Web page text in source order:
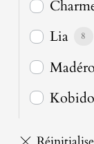
Lia 8
Kobido